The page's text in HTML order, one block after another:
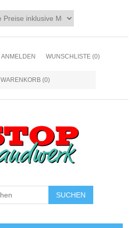
ANMELDEN WUNSCHLISTE (0)
WARENKORB (0)